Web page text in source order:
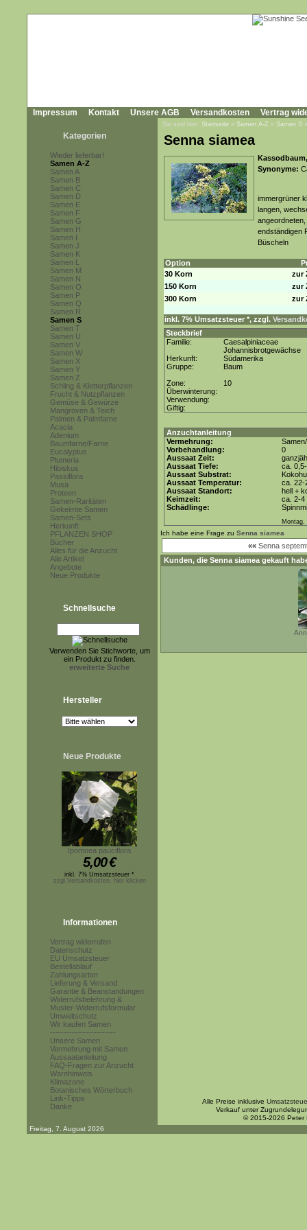
Impressum Kontakt Unsere AGB Versandkosten Vertrag
Kategorien
Wieder lieferbar!
Samen A-Z
Samen A
Samen B
Samen C
Samen D
Samen E
Samen F
Samen G
Samen H
Samen I
Samen J
Samen K
Samen L
Samen M
Samen N
Samen O
Samen P
Samen Q
Samen R
Samen S
Samen T
Samen U
Samen V
Samen W
Samen X
Samen Y
Samen Z
Schling & Kletterpflanzen
Frucht & Nutzpflanzen
Gemüse & Gewürze
Mangroven & Teich
Palmen & Palmfarne
Acacia
Adenium
Baumfarne/Farne
Eucalyptus
Plumeria
Hibiskus
Passiflora
Musa
Proteen
Samen-Raritäten
Gekeimte Samen
Samen-Sets
Herkunft
PFLANZEN SHOP
Bücher
Alles für die Anzucht
Alle Artikel
Angebote
Neue Produkte
Schnellsuche
Verwenden Sie Stichworte, um
ein Produkt zu finden.
erweiterte Suche
Hersteller
Neue Produkte
Ipomoea pauciflora
5,00€
inkl. 7% Umsatzsteuer *
zzgl.Versandkosten, hier klicken
Informationen
Vertrag widerrufen
Datenschutz
EU Umsatzsteuer
Bestellablauf
Zahlungsarten
Lieferung & Versand
Garantie & Beanstandungen
Widerrufsbelehrung &
Muster-Widerrufsformular
Umweltschutz
Wir kaufen Samen
------------------------
Unsere Samen
Vermehrung mit Samen
Aussaatanleitung
FAQ-Fragen zur Anzucht
Warnhinweis
Klimazone
Botanisches Wörterbuch
Link-Tipps
Danke
Sie sind hier: Startseite » Samen A-Z » Samen S
Senna siamea
Synonyme:
immergrüner
langen,
endständigen
Büscheln
Option
30 Korn
zur
150 Korn
zur
300 Korn
zur
inkl. 7% Umsatzsteuer *, zzgl.
Steckbrief
Familie:
Caesalpiniaceae
Johannisbrotgewächse
Herkunft:
Südamerika
Gruppe:
Baum
Zone:
10
Überwinterung:
Verwendung:
Giftig:
Anzuchtanleitung
Vermehrung:
Vorbehandlung:
0
Aussaat Zeit:
Aussaat Tiefe:
ca.
Aussaat Substrat:
Aussaat Temperatur:
ca. 22-
Aussaat Standort:
hell +
Keimzeit:
ca. 2-4
Schädlinge:
Montag,
Ich habe eine Frage zu Senna siamea
«« Senna
Kunden, die Senna siamea gekauft
Alle Preise inklusive
Verkauf unter
© 2015-2026 Peter
Freitag, 7. August 2026